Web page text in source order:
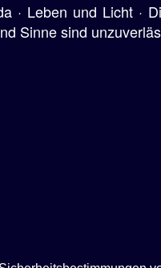
· Leben und Licht ·
Sinne sind